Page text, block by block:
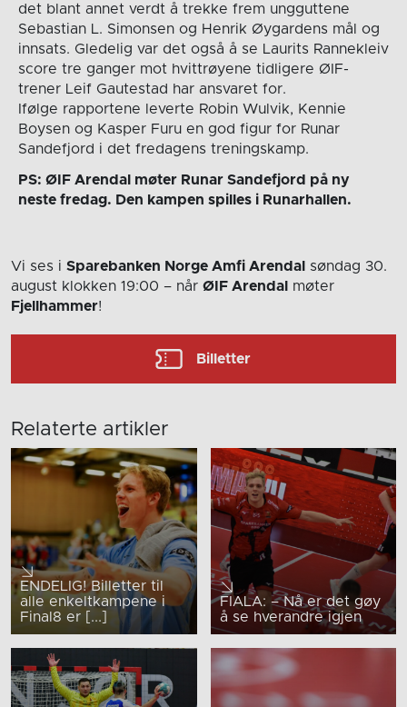
det blant annet verdt å trekke frem ungguttene
Sebastian L. Simonsen og Henrik Øygardens mål og
innsats. Gledelig var det også å se Laurits Rannekleiv
score tre ganger mot hvittrøyene tidligere ØIF-
trener Leif Gautestad har ansvaret for.
Ifølge rapportene leverte Robin Wulvik, Kennie
Boysen og Kasper Furu en god figur for Runar
Sandefjord i det fredagens treningskamp.
PS: ØIF Arendal møter Runar Sandefjord på ny
neste fredag. Den kampen spilles i Runarhallen.
Vi ses i Sparebanken Norge Amfi Arendal
søndag 30.
august klokken 19:00 – når ØIF Arendal
møter
Fjellhammer!
Billetter
Relaterte artikler
ENDELIG! Billetter til
alle enkeltkampene i
Final8 er [...]
FIALA: – Nå er det gøy
å se hverandre igjen